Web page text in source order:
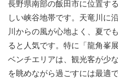
長野県南部の飯田市に位置す
しい峡谷地帯です。天竜川に
川からの風が心地よく、夏で
ると人気です。特に「龍角峯
ベンチエリアは、観光客が少
を眺めながら過ごすには最適